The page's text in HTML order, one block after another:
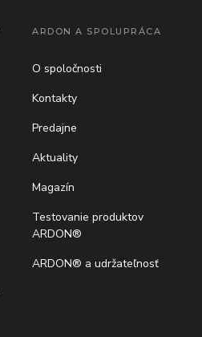
ARDON A SPOLUPRÁCA
O spoločnosti
Kontakty
Predajne
Aktuality
Magazín
Testovanie produktov
ARDON®
ARDON® a udržateľnosť